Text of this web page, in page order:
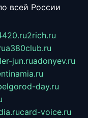
всей России
2rich.ru
a380club.ru
jun.ruadonyev.ru
day.ru
card-voice.ru